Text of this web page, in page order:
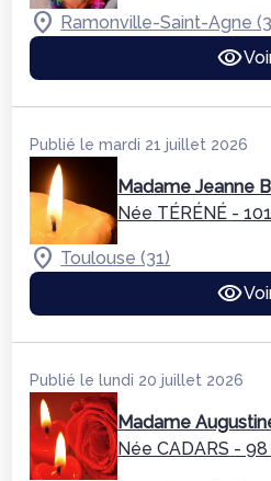
Ramonville-Saint-Agne
Publié le mardi 21 juillet 2026
Madame Jeanne
Née TÉRÉNÉ -
Toulouse (31)
Publié le lundi 20 juillet 2026
Madame
Née CADARS - 98